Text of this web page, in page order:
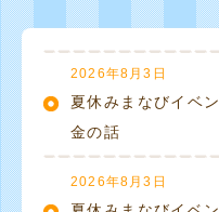
2026年8月3日
夏休みまなびイベ
金の話
2026年8月3日